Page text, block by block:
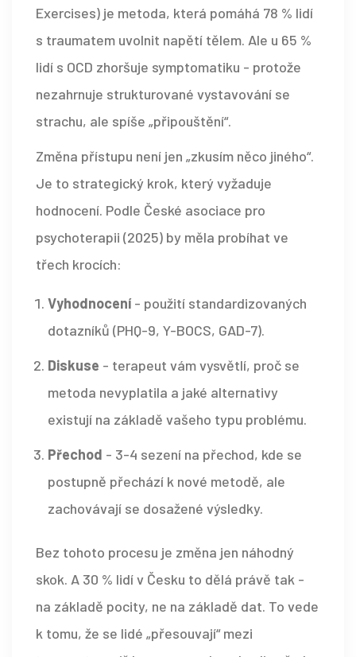
Exercises) je metoda, která pomáhá 78 % lidí
s traumatem uvolnit napětí tělem. Ale u 65 %
lidí s OCD zhoršuje symptomatiku - protože
nezahrnuje strukturované vystavování se
strachu, ale spíše „připouštění“.
Změna přístupu není jen „zkusím něco jiného“.
Je to strategický krok, který vyžaduje
hodnocení. Podle České asociace pro
psychoterapii (2025) by měla probíhat ve
třech krocích:
Vyhodnocení- použití standardizovaných
dotazníků (PHQ-9, Y-BOCS, GAD-7).
Diskuse - terapeut vám vysvětlí, proč se
metoda nevyplatila a jaké alternativy
existují na základě vašeho typu problému.
Přechod - 3-4 sezení na přechod, kde se
postupně přechází k nové metodě, ale
zachovávají se dosažené výsledky.
Bez tohoto procesu je změna jen náhodný
skok. A 30 % lidí v Česku to dělá právě tak -
na základě pocity, ne na základě dat. To vede
k tomu, že se lidé „přesouvají“ mezi